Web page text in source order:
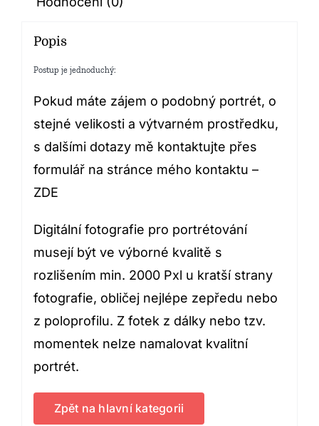
Popis
Postup je jednoduchý:
Pokud máte zájem o podobný portrét, o
stejné velikosti a výtvarném prostředku,
s dalšími dotazy mě kontaktujte přes
formulář na stránce mého kontaktu –
ZDE
Digitální fotografie pro portrétování
musejí být ve výborné kvalitě s
rozlišením min. 2000 Pxl u kratší strany
fotografie, obličej nejlépe zepředu nebo
z poloprofilu. Z fotek z dálky nebo tzv.
momentek nelze namalovat kvalitní
portrét.
Zpět na hlavní kategorii